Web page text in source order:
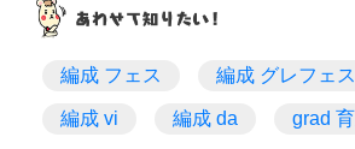
編成 フェス 編成 グレフェス
編成 vi 編成 da grad